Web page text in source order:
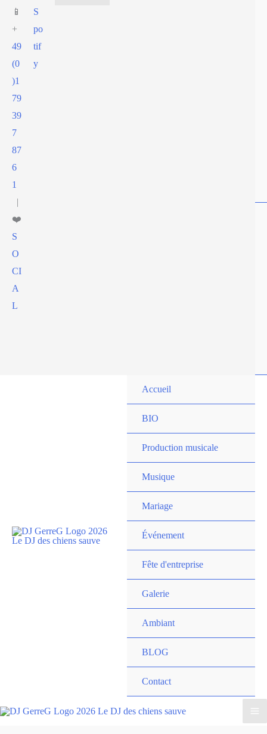
📱
+
49
(0
)1
79
39
7
87
6
1
|
❤️
S
O
CI
A
L
S
po
tif
y
Accueil
BIO
Production musicale
Musique
Mariage
Événement
Fête d'entreprise
Galerie
Ambiant
BLOG
Contact